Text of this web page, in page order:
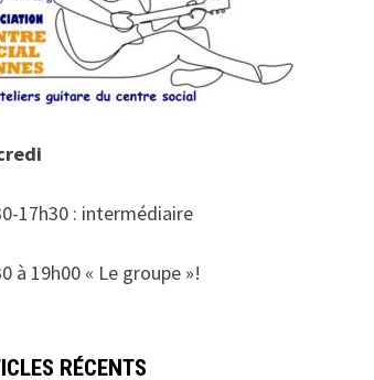
17h30 : intermédiaire
à 19h00 « Le groupe »!
RÉCENTS